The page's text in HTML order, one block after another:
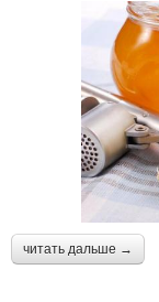
читать дальше →